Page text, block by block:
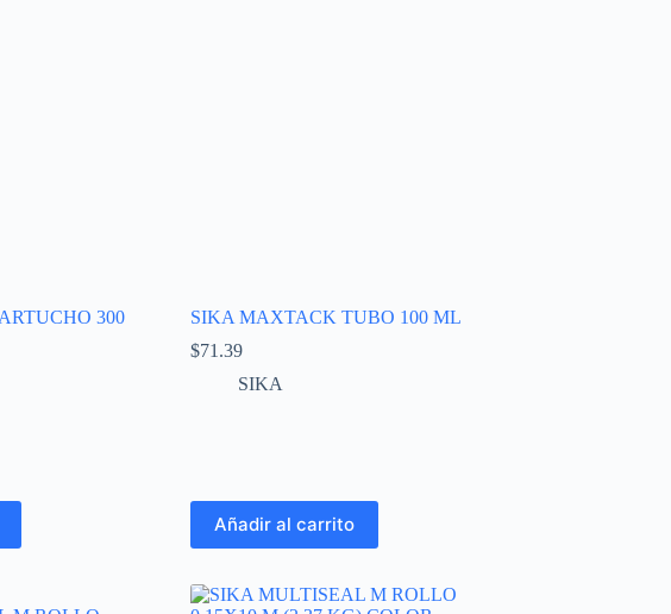
300
SIKA MAXTACK TUBO 100 ML
$71.39
SIKA
Añadir al carrito